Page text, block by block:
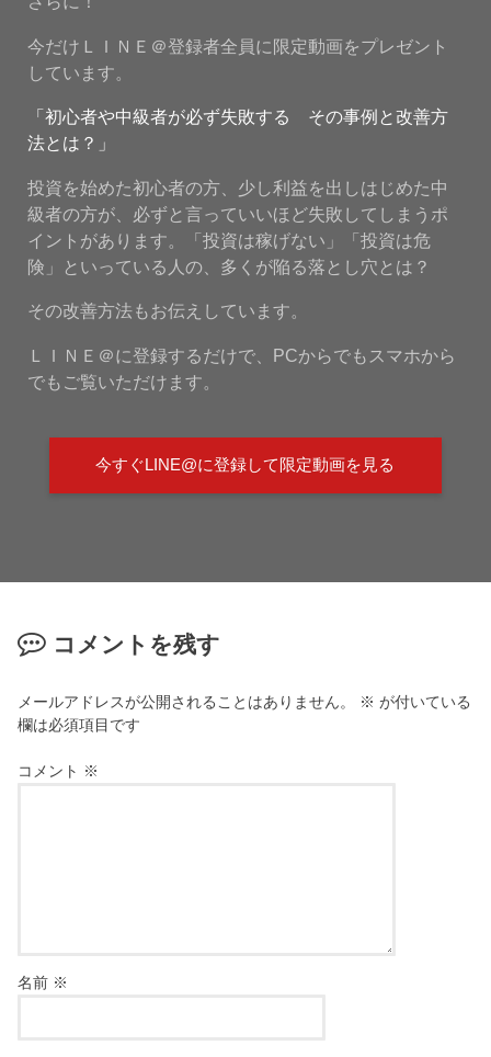
今だけＬＩＮＥ＠登録者全員に限定動画をプレゼント
しています。
「初心者や中級者が必ず失敗する その事例と改善方
法とは？」
投資を始めた初心者の方、少し利益を出しはじめた中
級者の方が、必ずと言っていいほど失敗してしまうポ
イントがあります。「投資は稼げない」「投資は危
険」といっている人の、多くが陥る落とし穴とは？
その改善方法もお伝えしています。
ＬＩＮＥ＠に登録するだけで、PCからでもスマホから
でもご覧いただけます。
今すぐLINE@に登録して限定動画を見る
コメントを残す
メールアドレスが公開されることはありません。 ※ が付いている
欄は必須項目です
コメント ※
名前 ※